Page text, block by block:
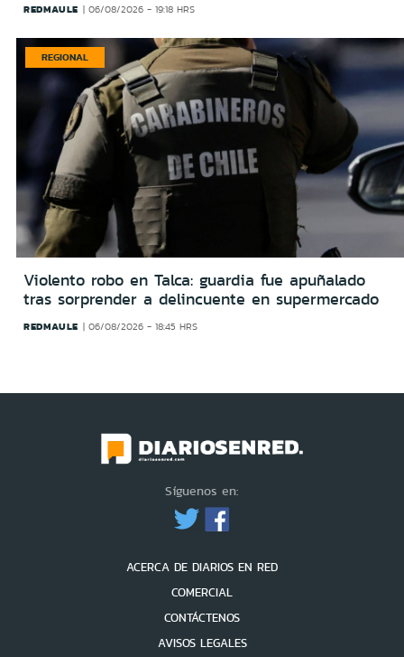
REDMAULE 06/08/2026 - 19:18 HRS
REGIONAL
Violento robo en Talca: guardia fue apuñalado
tras sorprender a delincuente en supermercado
REDMAULE 06/08/2026 - 18:45 HRS
Síguenos en:
ACERCA DE DIARIOS EN RED
COMERCIAL
CONTÁCTENOS
AVISOS LEGALES